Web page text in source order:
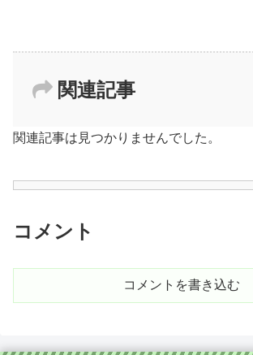
関連記事
関連記事は見つかりませんでした。
コメント
コメントを書き込む